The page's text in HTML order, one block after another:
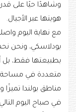
وشاهدًا حيًا على
هويتها عبر الأجيال.
مع نهاية اليوم
بودلاسكي، ونحن
بطبيعتها فقط، بل
متعددة في مساحة
مناطق بولندا تميزًا
في صباح اليوم